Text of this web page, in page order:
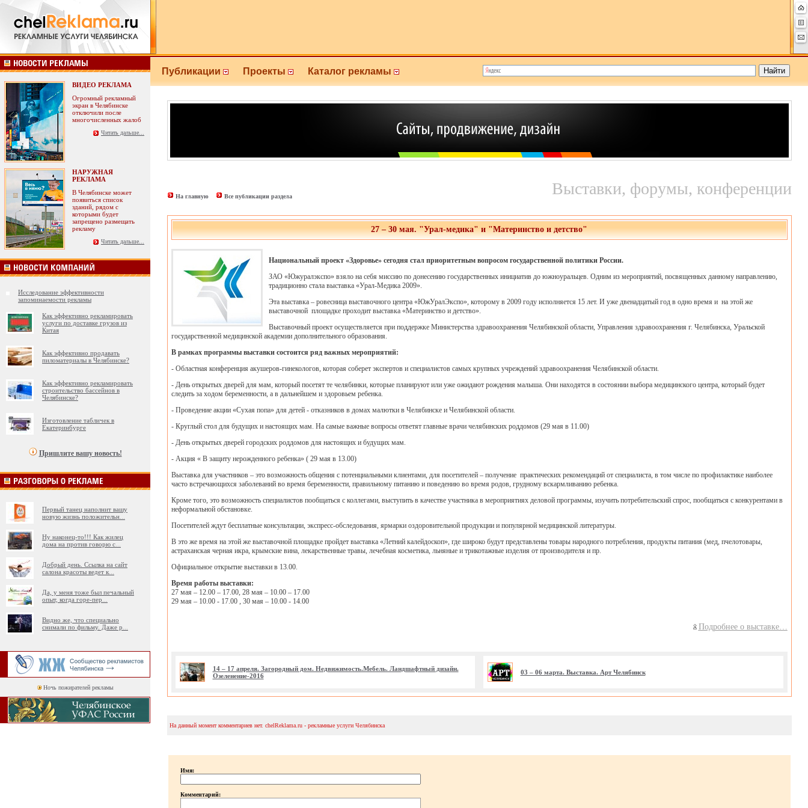
ВИДЕО РЕКЛАМА
Огромный рекламный
экран в Челябинске
отключили после
многочисленных жалоб
Читать дальше...
НАРУЖНАЯ
РЕКЛАМА
В Челябинске может
появиться список
зданий, рядом с
которыми будет
запрещено размещать
рекламу
Читать дальше...
Исследование эффективности
запоминаемости рекламы
Как эффективно рекламировать
услуги по доставке грузов из
Китая
Как эффективно продавать
пиломатериалы в Челябинске?
Как эффективно рекламировать
строительство бассейнов в
Челябинске?
Изготовление табличек в
Екатеринбурге
Пришлите вашу новость!
Первый танец наполнит вашу
новую жизнь положительн
Ну наконец-то!!! Как жилец
дома на против говорю с
Добрый день. Ссылка на сайт
салона красоты ведет к
Да, у меня тоже был печальный
опыт, когда горе-пер
Видно же, что специально
снимали по фильму. Даже р
Ночь пожирателей рекламы
Публикации Проекты Каталог рекламы
На главную Все публикации раздела Выставки, форумы, конференции
27 – 30 мая."Урал-медика" и "Материнство и детство"
Национальный проект «Здоровье» сегодня стал приоритетным вопросом государственной политики России.
ЗАО «Южуралэкспо» взяло на себя миссию по донесению государственных инициатив до южноуральцев. Одним из мероприятий, посвященных данному направлению,
традиционно стала выставка «Урал-Медика 2009».
Эта выставка – ровесница выставочного центра «ЮжУралЭкспо», которому в 2009 году исполняется 15 лет. И уже двенадцатый год в одно время и на этой же
выставочной площадке проходит выставка «Материнство и детство».
Выставочный проект осуществляется при поддержке Министерства здравоохранения Челябинской области, Управления здравоохранения г. Челябинска, Уральской
государственной медицинской академии дополнительного образования.
В рамках программы выставки состоится ряд важных мероприятий:
- Областная конференция акушеров-гинекологов, которая соберет экспертов и специалистов самых крупных учреждений здравоохранения Челябинской области.
- День открытых дверей для мам, который посетят те челябинки, которые планируют или уже ожидают рождения малыша. Они находятся в состоянии выбора медицинского центра, который будет
следить за ходом беременности, а в дальнейшем и здоровьем ребенка.
- Проведение акции «Сухая попа» для детей - отказников в домах малютки в Челябинске и Челябинской области.
- Круглый стол для будущих и настоящих мам. На самые важные вопросы ответят главные врачи челябинских роддомов (29 мая в 11.00)
- День открытых дверей городских роддомов для настоящих и будущих мам.
- Акция « В защиту нерожденного ребенка» ( 29 мая в 13.00)
Выставка для участников – это возможность общения с потенциальными клиентами, для посетителей – получение практических рекомендаций от специалиста, в том числе по профилактике наиболее
часто встречающихся заболеваний во время беременности, правильному питанию и поведению во время родов, грудному вскармливанию ребенка.
Кроме того, это возможность специалистов пообщаться с коллегами, выступить в качестве участника в мероприятиях деловой программы, изучить потребительский спрос, пообщаться с конкурентами в
неформальной обстановке.
Посетителей ждут бесплатные консультации, экспресс-обследования, ярмарки оздоровительной продукции и популярной медицинской литературы.
В это же время на этой же выставочной площадке пройдет выставка «Летний калейдоскоп», где широко будут представлены товары народного потребления, продукты питания (мед, пчелотовары,
астраханская черная икра, крымские вина, лекарственные травы, лечебная косметика, льняные и трикотажные изделия от производителя и пр.
Официальное открытие выставки в 13.00.
Время работы выставки:
27 мая – 12.00 – 17.00, 28 мая – 10.00 – 17.00
29 мая – 10.00 - 17.00 , 30 мая – 10.00 - 14.00
Подробнее о выставке…
14 – 17 апреля. Загородный дом. Недвижимость.Мебель. Ландшафтный дизайн.
Озеленение-2016
03 – 06 марта. Выставка. Арт Челябинск
На данный момент комментариев нет. chelReklama.ru - рекламные услуги Челябинска
Имя:
Комментарий: